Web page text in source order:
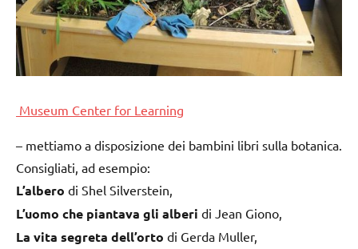
Museum Center for Learning
– mettiamo a disposizione dei bambini libri sulla botanica.
Consigliati, ad esempio:
L’albero di Shel Silverstein,
L’uomo che piantava gli alberi di Jean Giono,
La vita segreta dell’orto di Gerda Muller,